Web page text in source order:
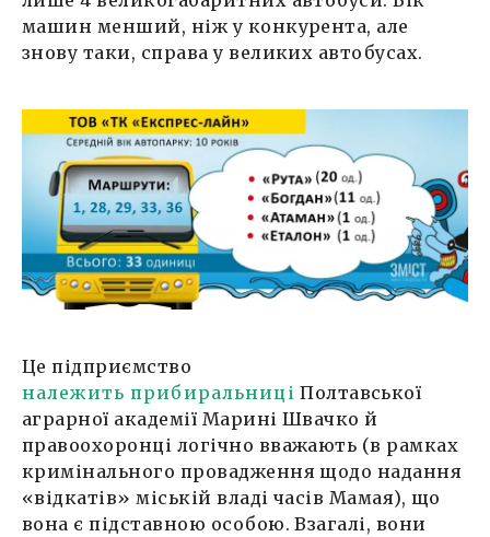
машин менший, ніж у конкурента, але
знову таки, справа у великих автобусах.
Це підприємство
належить прибиральниці Полтавської
аграрної академії Марині Швачко й
правоохоронці логічно вважають (в рамках
кримінального провадження щодо надання
«відкатів» міській владі часів Мамая), що
вона є підставною особою. Взагалі, вони